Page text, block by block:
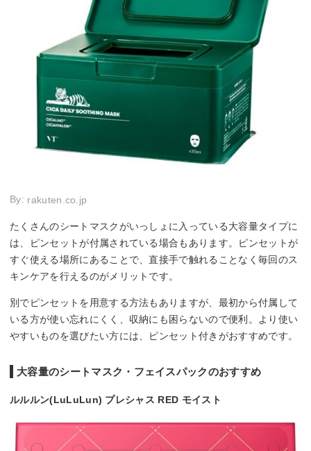
By: rakuten.co.jp
たくさんのシートマスクがいっしょに入っている大容量タイプに
は、ピンセットが付属されている場合もあります。ピンセットが
すぐ使える場所にあることで、直接手で触れることなく毎回のス
キンケアを行えるのがメリットです。
別でピンセットを用意する方法もありますが、最初から付属して
いる方が使い忘れにくく、収納にも困らないので便利。より使い
やすいものを選びたい方には、ピンセット付きがおすすめです。
大容量のシートマスク・フェイスパックのおすすめ
ルルルン(LuLuLun) プレシャス RED モイスト